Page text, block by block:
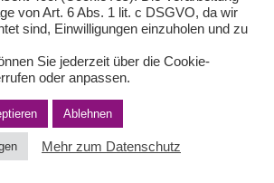
Kontakt
GmbH 2024 I * § 6 Nr.4 StBerG
von Art. 6 Abs. 1 lit. c DSGVO, da wir
sind, Einwilligungen einzuholen und zu
Sie jederzeit über die Cookie-
oder anpassen.
Ablehnen
Mehr zum Datenschutz